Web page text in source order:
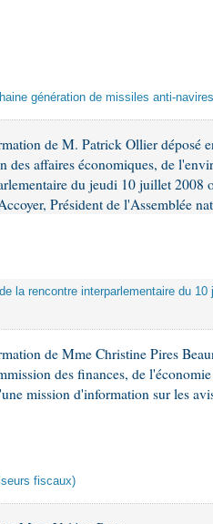
génération de missiles anti-
de M. Patrick Ollier déposé
des affaires économiques, de
du jeudi 10 juillet 2008
Président de l'Assemblée
la rencontre interparlementaire du
de Mme Christine Pires
des finances, de
mission d'information sur les
fiscaux)